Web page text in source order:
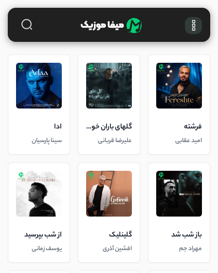
فرشته
امید عقابی
گلهای باران خورده
علیرضا قربانی
ادا
سینا پارسیان
باز شب شد
مهراد جم
گلینلیک
افشین آذری
از شب بپرسید
یوسف زمانی